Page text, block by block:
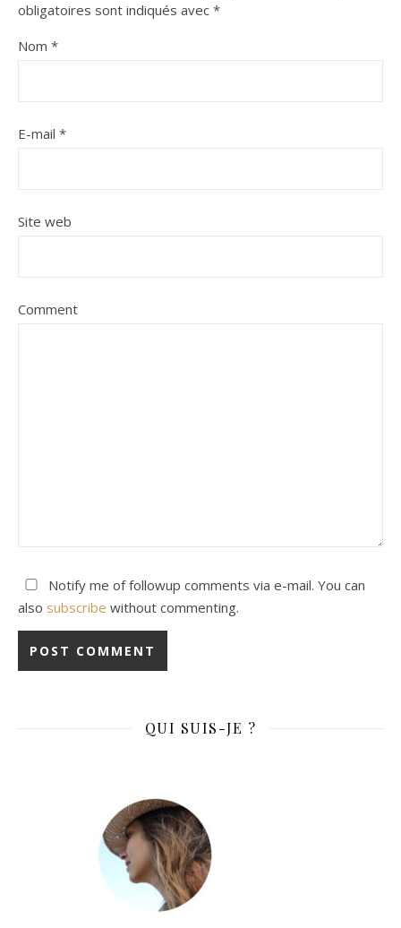
obligatoires sont indiqués avec *
Nom *
E-mail *
Site web
Comment
Notify me of followup comments via e-mail. You can
also subscribe without commenting.
QUI SUIS-JE ?